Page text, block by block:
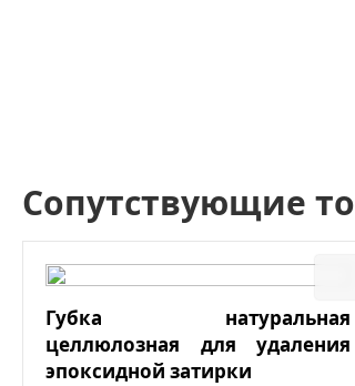
Сопутствующие
Губка натуральная
целлюлозная для удаления
эпоксидной затирки